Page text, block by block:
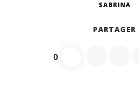
SABRINA
PARTAGER
0